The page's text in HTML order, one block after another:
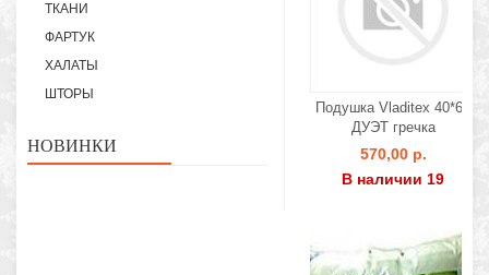
ТКАНИ
ФАРТУК
ХАЛАТЫ
ШТОРЫ
НОВИНКИ
Подушка Vladitex 40*60
ДУЭТ гречка
570,00 р.
В наличии 19